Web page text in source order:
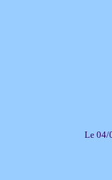
Le 04/